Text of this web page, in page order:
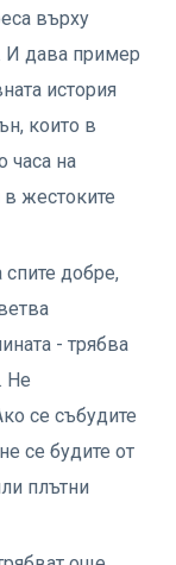
върху
И дава пример
история
които в
часа на
жестоките
добре,
- трябва
Не
се събудите
се будите от
плътни